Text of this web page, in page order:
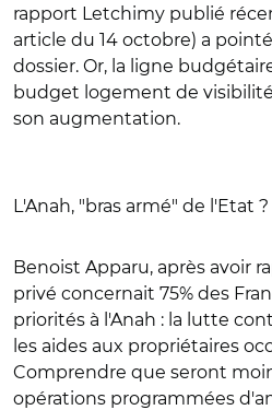
rapport Letchimy publié
article du 14 octobre) a
dossier. Or, la ligne
budget logement de
son augmentation.
L'Anah, "bras armé" de l'Etat ?
Benoist Apparu, après avoir
privé concernait 75% des
priorités à l'Anah : la lutte
les aides aux propriétaires
Comprendre que seront
opérations programmées